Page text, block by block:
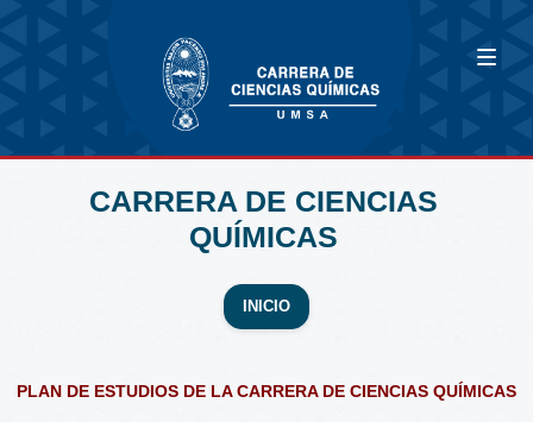
CARRERA DE CIENCIAS
QUÍMICAS
INICIO
PLAN DE ESTUDIOS DE LA CARRERA DE CIENCIAS QUÍMICAS